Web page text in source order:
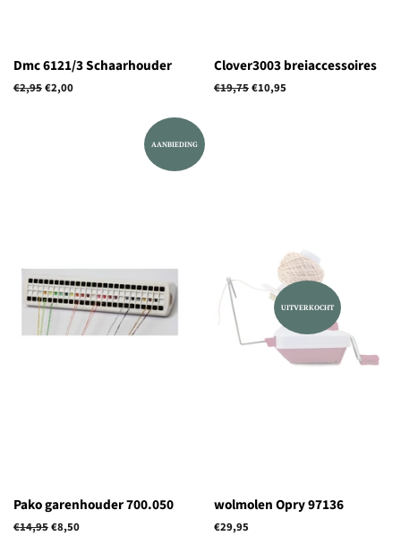
Dmc 6121/3 Schaarhouder
Normale
€2,95Aanbiedingsprijs
€2,00
Clover3003 breiaccessoires
Normale
€19,75Aanbiedingsprijs
€10,95
AANBIEDING
Pako garenhouder 700.050
Normale
€14,95Aanbiedingsprijs
€8,50
UITVERKOCHT
wolmolen Opry 97136
Normale
€29,95